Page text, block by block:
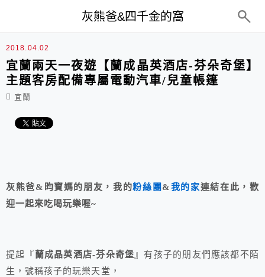
灰熊爸&四千金的窩
2018.04.02
宜蘭兩天一夜遊【蘭成晶英酒店-芬朵奇堡】
主題客房配備專屬電動汽車/兒童帳篷
宜蘭
灰熊爸&昀寶媽的朋友，我的粉絲團 &我的家連結在此，歡
迎一起來吃喝玩樂喔~
提起『蘭成晶英酒店-芬朵奇堡』有孩子的朋友們應該都不陌
生，號稱孩子的玩樂天堂，